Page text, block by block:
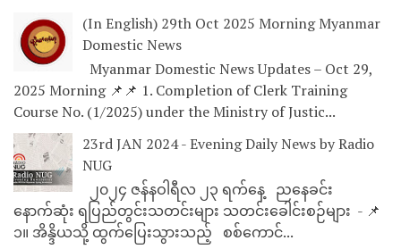
(In English) 29th Oct 2025 Morning Myanmar
Domestic News
Myanmar Domestic News Updates – Oct 29,
2025 Morning 📌📌 1. Completion of Clerk Training
Course No. (1/2025) under the Ministry of Justic...
23rd JAN 2024 - Evening Daily News by Radio
NUG
၂၀၂၄ ဇန်နဝါရီလ ၂၃ ရက်နေ့ ညနေခင်း
နောက်ဆုံး ရပြည်တွင်းသတင်းများ သတင်းခေါင်းစဉ်များ - 📌
၁။ အိန္ဒိယသို့ ထွက်ပြေးသွားသည့် စစ်ကောင်...